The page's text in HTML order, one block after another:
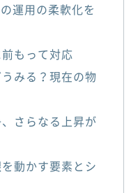
運用の柔軟化を
もって対応
みる？現在の物
さらなる上昇が
動かす要素とシ